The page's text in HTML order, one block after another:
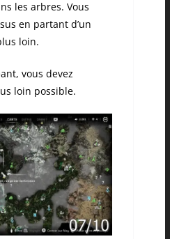
les arbres. Vous
en partant d’un
loin.
vous devez
loin possible.